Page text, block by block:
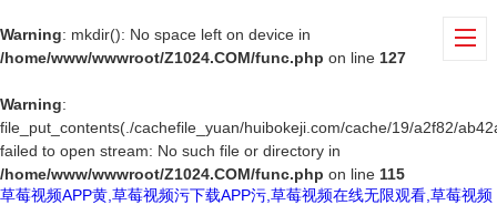
Warning: mkdir(): No space left on device in
/home/www/wwwroot/Z1024.COM/func.php on line 127
Warning:
file_put_contents(./cachefile_yuan/huibokeji.com/cache/19/a2f82/
failed to open stream: No such file or directory in
/home/www/wwwroot/Z1024.COM/func.php on line 115
草莓视频APP黄,草莓视频污下载APP污,草莓视频在线无限观看,草莓视频